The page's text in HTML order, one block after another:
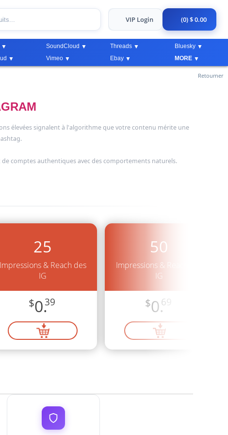
VIP Login (0) $ 0.00
SoundCloud Threads
Bluesky
Vimeo Ebay MORE
Retourner
élevées signalent à l'algorithme que votre contenu mérite une
comptes authentiques avec des comportements naturels.
25
Impressions & Reach des
IG
$0.39
50
Impressions & Reach des
IG
$0.69